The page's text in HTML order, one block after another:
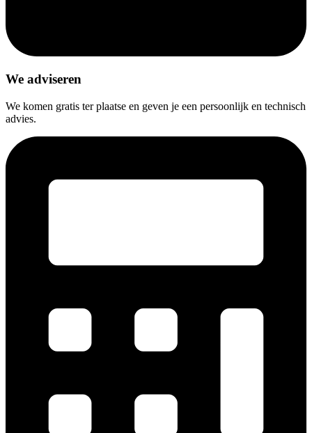
We adviseren
We komen gratis ter plaatse en geven je een persoonlijk en technisch
advies.